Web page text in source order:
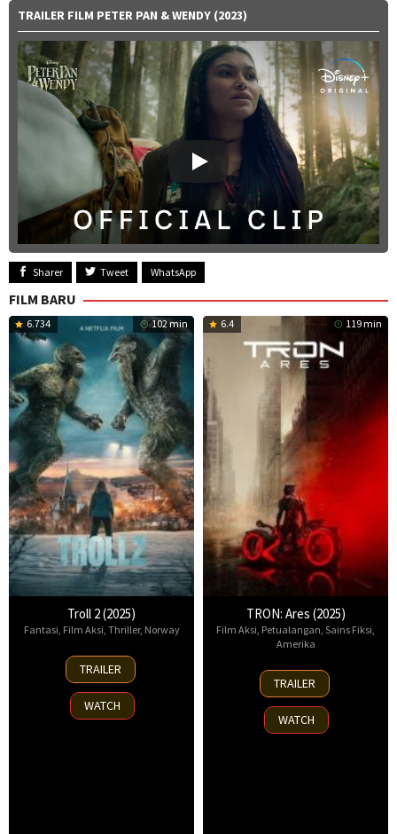
TRAILER FILM PETER PAN & WENDY (2023)
Sharer Tweet WhatsApp
FILM BARU
6.734 102 min
Troll 2 (2025)
Fantasi Film Aksi Thriller, Norway
30
Nov
2025
TRAILER
WATCH
6.4 119 min
TRON: Ares (2025)
Film Aksi Petualangan Sains Fiksi
Amerika
8
Oct
2025
TRAILER
WATCH